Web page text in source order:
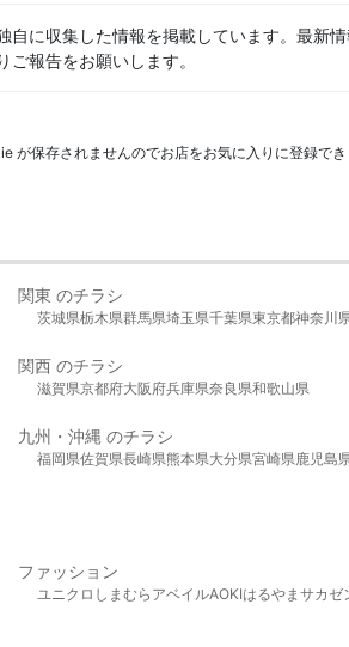
に収集した情報を掲載しています。最新
ご報告をお願いします。
保存されませんのでお店をお気に入りに登録でき
関東 のチラシ
茨城県栃木県群馬県埼玉県千葉県東京都神奈川
関西 のチラシ
滋賀県京都府大阪府兵庫県奈良県和歌山県
九州・沖縄 のチラシ
福岡県佐賀県長崎県熊本県大分県宮崎県鹿児島
ファッション
ユニクロ しまむら アベイルAOKIはるやま サカゼ